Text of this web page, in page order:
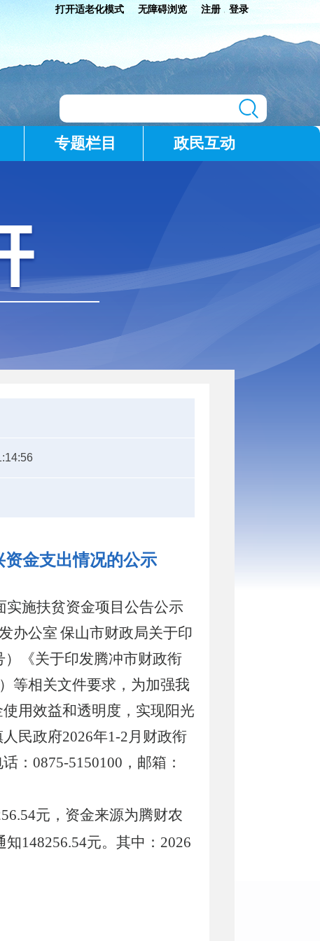
打开适老化模式 无障碍浏览 注册 登录
专题栏目 政民互动
金支出情况的公示
施扶贫资金项目公告公示
办公室 保山市财政局关于印
）《关于印发腾冲市财政衔
等相关文件要求，为加强我
用效益和透明度，实现阳光
民政府2026年1-2月财政衔
：0875-5150100，邮箱：
元，资金来源为腾财农
148256.54元。其中： 2026